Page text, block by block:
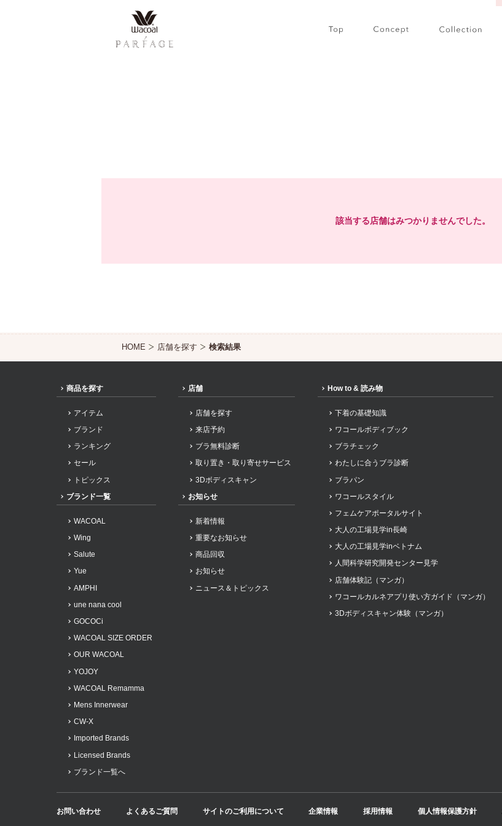
該当する店舗はみつかりませんでした。
HOME 店舗を探す 検索結果
商品を探す
アイテム
ブランド
ランキング
セール
トピックス
ブランド一覧
WACOAL
Wing
Salute
Yue
AMPHI
une nana cool
GOCOCi
WACOAL SIZE ORDER
OUR WACOAL
YOJOY
WACOAL Remamma
Mens Innerwear
CW-X
Imported Brands
Licensed Brands
ブランド一覧へ
店舗
店舗を探す
来店予約
ブラ無料診断
取り置き・取り寄せサービス
3Dボディスキャン
お知らせ
新着情報
重要なお知らせ
商品回収
お知らせ
ニュース＆トピックス
How to & 読み物
下着の基礎知識
ワコールボディブック
ブラチェック
わたしに合うブラ診断
ブラパン
ワコールスタイル
フェムケアポータルサイト
大人の工場見学in長崎
大人の工場見学inベトナム
人間科学研究開発センター見学
店舗体験記（マンガ）
ワコールカルネアプリ使い方ガイド（マンガ）
3Dボディスキャン体験（マンガ）
お問い合わせ よくあるご質問 サイトのご利用について 企業情報 採用情報 個人情報保護方針